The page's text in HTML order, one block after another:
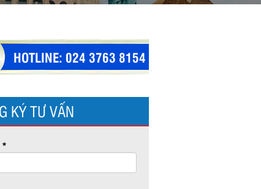
HOTLINE: 024 3763 8154
KÝ TƯ VẤN
*